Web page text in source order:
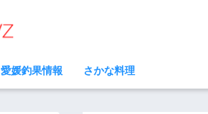
愛媛釣果情報 さかな料理